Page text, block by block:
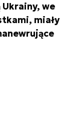
we
miały